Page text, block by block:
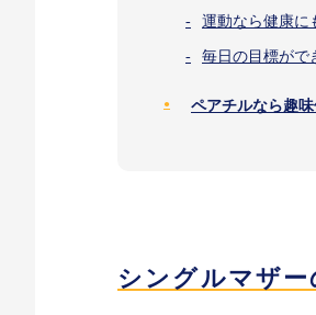
運動なら健康に
毎日の目標がで
ペアチルなら趣味
シングルマザ